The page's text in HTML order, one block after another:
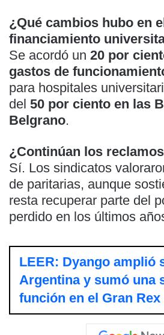
¿Qué cambios hubo en el
financiamiento
Se acordó un 20 por
gastos de
para hospitales
del 50 por ciento en las
Belgrano.
¿Continúan los
Sí. Los sindicatos
de paritarias, aunque
resta recuperar parte del
perdido en los últimos
LEER: Dyango amplió
Argentina y sumó una
función en el Gran Rex